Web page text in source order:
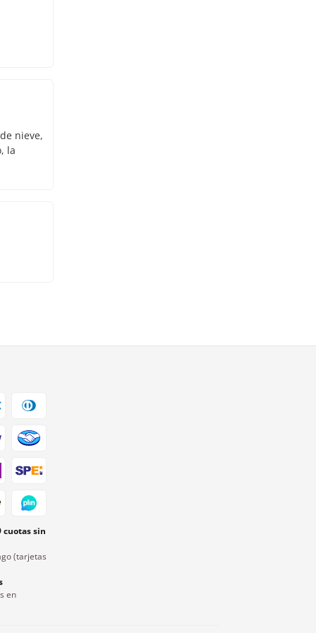
nieve,
la
cuotas sin
(tarjetas
en